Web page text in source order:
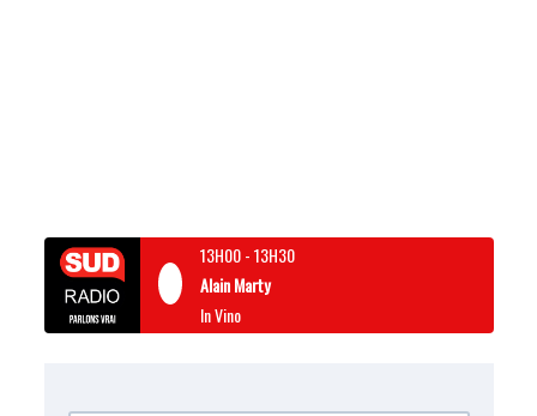
13H00-13H30
Alain Marty
In Vino